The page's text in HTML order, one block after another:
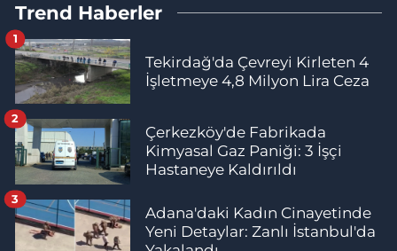
Trend Haberler
Tekirdağ'da Çevreyi Kirleten 4
İşletmeye 4,8 Milyon Lira Ceza
1
Çerkezköy'de Fabrikada
Kimyasal Gaz Paniği: 3 İşçi
Hastaneye Kaldırıldı
2
Adana'daki Kadın Cinayetinde
Yeni Detaylar: Zanlı İstanbul'da
3